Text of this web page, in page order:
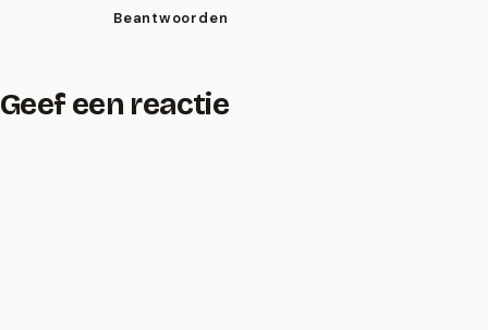
Beantwoorden
Geef een reactie